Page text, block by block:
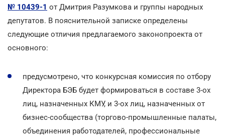
№ 10439-1 от Дмитрия Разумкова и группы народных
депутатов. В пояснительной записке определены
следующие отличия предлагаемого законопроекта от
основного:
предусмотрено, что конкурсная комиссия по отбору
Директора БЭБ будет формироваться в составе 3-ох
лиц, назначенных КМУ, и 3-ох лиц, назначенных от
бизнес-сообщества (торгово-промышленные палаты,
объединения работодателей, профессиональные